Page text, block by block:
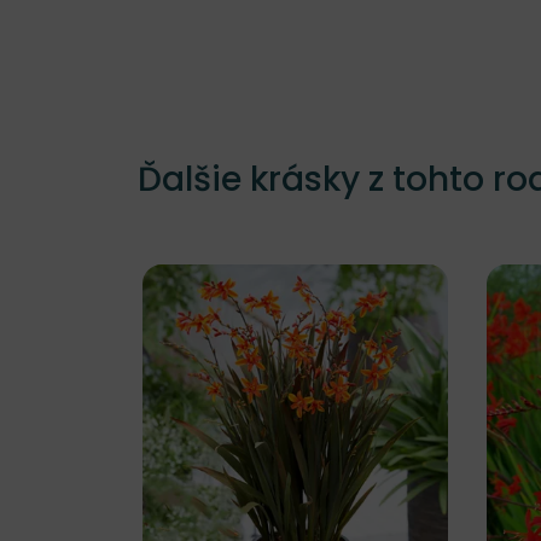
Ďalšie krásky z tohto